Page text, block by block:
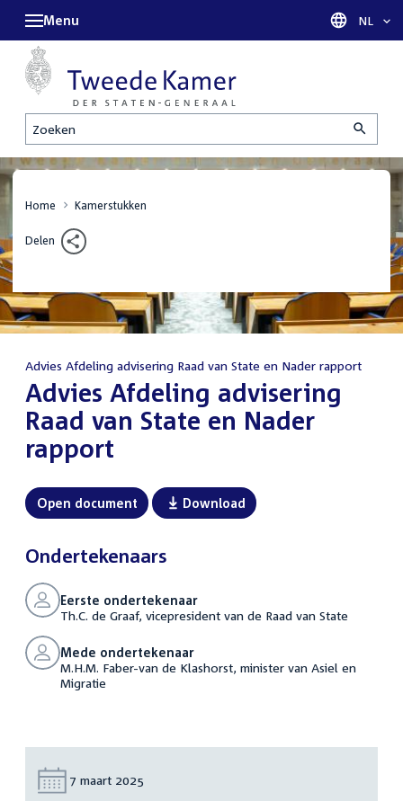
Zoeken
Menu Taal
NL
Home Kamerstukken
Delen
Advies Afdeling advisering Raad van State en Nader rapport
Advies Afdeling advisering
Raad van State en Nader
rapport
Open document Download
Ondertekenaars
Eerste ondertekenaar
Th.C. de Graaf, vicepresident van de Raad van State
Mede ondertekenaar
M.H.M. Faber-van de Klashorst, minister van Asiel en
Migratie
Datum:
7 maart 2025